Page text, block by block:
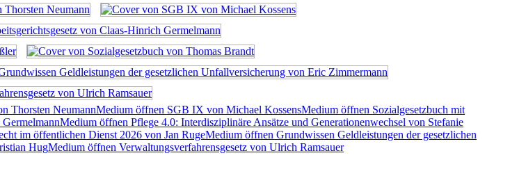
Thorsten NeumannMedium öffnen SGB IX von Michael KossensMedium öffnen Sozialgesetzbuch mit
Medium öffnen Pflege 4.0: Interdisziplinäre Ansätze und Generationenwechsel von Stefanie
im öffentlichen Dienst 2026 von Jan RugeMedium öffnen Grundwissen Geldleistungen der gesetzlichen
HugMedium öffnen Verwaltungsverfahrensgesetz von Ulrich Ramsauer